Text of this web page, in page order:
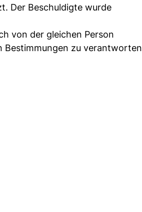
Der Beschuldigte wurde
von der gleichen Person
Bestimmungen zu verantworten